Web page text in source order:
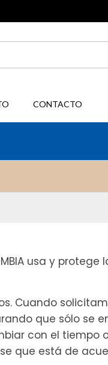
CONTACTO
usa y
Cuando
que sólo se
con el tiempo
que está de